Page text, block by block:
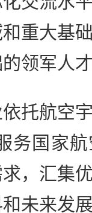
重大基
领军人
航空宇
务国家
，汇集
未来发